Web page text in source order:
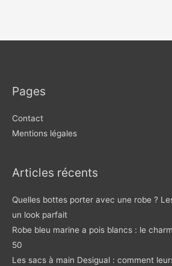
Pages
Contact
Mentions légales
Articles récents
Quelles bottes porter avec une robe ?
un look parfait
Robe bleu marine a pois blancs : le
50
Les sacs à main Desigual : comment